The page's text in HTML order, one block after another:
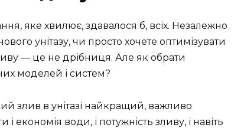
яке хвилює, здавалося б, всіх. Незалежно
унітазу, чи просто хочете оптимізувати
— це не дрібниця. Але як обрати
моделей і систем?
злив в унітазі найкращий, важливо
економія води, і потужність зливу, і навіть